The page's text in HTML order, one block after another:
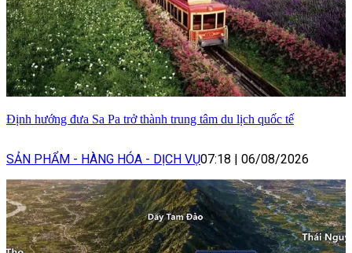
Định hướng đưa Sa Pa trở thành trung tâm du lịch quốc tế
SẢN PHẨM - HÀNG HÓA - DỊCH VỤ07:18 06/08/2026